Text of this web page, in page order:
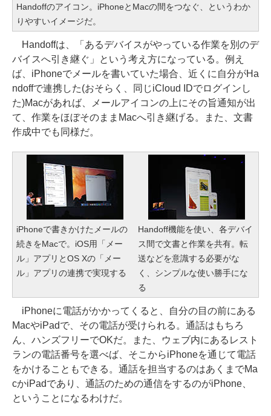
Handoffのアイコン。iPhoneとMacの間をつなぐ、というわか
りやすいイメージだ。
Handoffは、「あるデバイスがやっている作業を別のデ
バイスへ引き継ぐ」という考え方になっている。例え
ば、iPhoneでメールを書いていた場合、近くに自分がHa
ndoffで連携した(おそらく、同じiCloud IDでログインし
た)Macがあれば、メールアイコンの上にその旨通知が出
て、作業をほぼそのままMacへ引き継げる。また、文書
作成中でも同様だ。
iPhoneで書きかけたメールの
続きをMacで。iOS用「メー
ル」アプリとOS Xの「メー
ル」アプリの連携で実現する
Handoff機能を使い、各デバイ
ス間で文書と作業を共有。転
送などを意識する必要がな
く、シンプルな使い勝手にな
る
iPhoneに電話がかかってくると、自分の目の前にある
MacやiPadで、その電話が受けられる。通話はもちろ
ん、ハンズフリーでOKだ。また、ウェブ内にあるレスト
ランの電話番号を選べば、そこからiPhoneを通じて電話
をかけることもできる。通話を担当するのはあくまでMa
cかiPadであり、通話のための通信をするのがiPhone、
ということになるわけだ。